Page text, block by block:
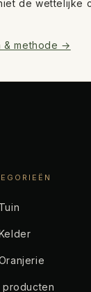
de wettelijke
& methode →
producten